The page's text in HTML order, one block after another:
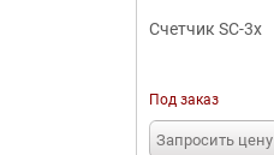
Счетчик SC-3x
Под заказ
Запросить цену